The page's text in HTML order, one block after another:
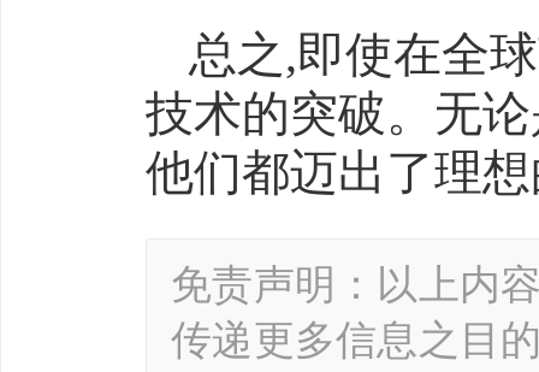
总之,即使在全
技术的突破。无
他们都迈出了理
免责声明：以上内
传递更多信息之目